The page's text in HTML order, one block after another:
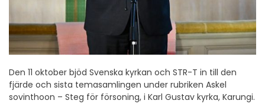
Den 11 oktober bjöd Svenska kyrkan och STR-T in till den
fjärde och sista temasamlingen under rubriken Askel
sovinthoon – Steg för försoning, i Karl Gustav kyrka, Karungi.